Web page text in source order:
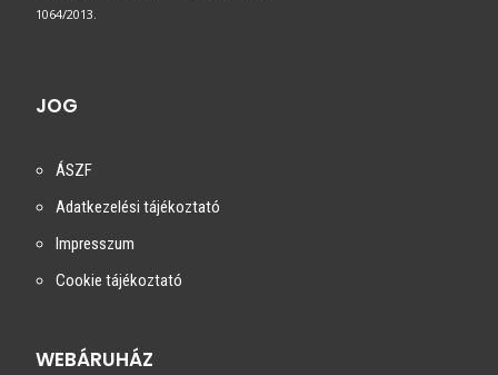
1064/2013.
JOG
ÁSZF
Adatkezelési tájékoztató
Impresszum
Cookie tájékoztató
WEBÁRUHÁZ